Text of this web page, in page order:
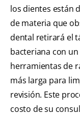
los dientes están
de materia que
dental retirará el
bacteriana con
herramientas de
más larga para
revisión. Este
costo de su